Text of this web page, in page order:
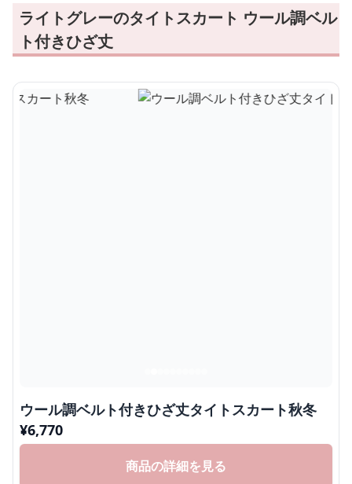
ライトグレーのタイトスカート ウール調ベル
ト付きひざ丈
ウール調ベルト付きひざ丈タイトスカート秋冬
¥6,770
商品の詳細を見る